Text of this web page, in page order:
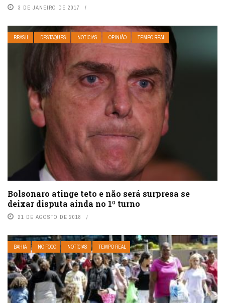
3 DE JANEIRO DE 2017
BRASIL DESTAQUES NOTÍCIAS OPINIÃO TEMPO REAL
Bolsonaro atinge teto e não será surpresa se
deixar disputa ainda no 1º turno
21 DE AGOSTO DE 2018
BAHIA NO FOCO NOTÍCIAS TEMPO REAL